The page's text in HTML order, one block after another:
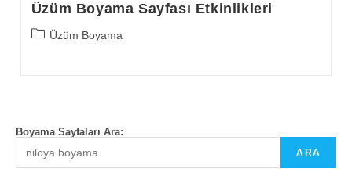
Üzüm Boyama Sayfası Etkinlikleri
PostÜzüm Boyama
Boyama Sayfaları Ara:
ARA